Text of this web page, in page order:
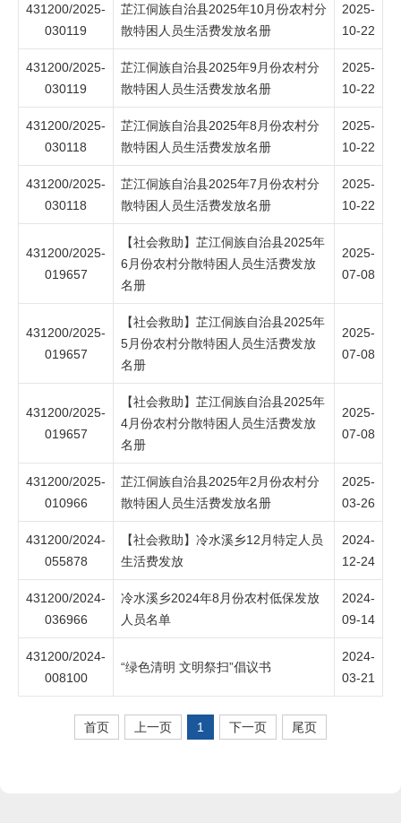
431200/2025-
030119
芷江侗族自治县2025年10月份农村分
散特困人员生活费发放名册
2025-
10-22
431200/2025-
030119
芷江侗族自治县2025年9月份农村分
散特困人员生活费发放名册
2025-
10-22
431200/2025-
030118
芷江侗族自治县2025年8月份农村分
散特困人员生活费发放名册
2025-
10-22
431200/2025-
030118
芷江侗族自治县2025年7月份农村分
散特困人员生活费发放名册
2025-
10-22
431200/2025-
019657
【社会救助】芷江侗族自治县2025年
6月份农村分散特困人员生活费发放
名册
2025-
07-08
431200/2025-
019657
【社会救助】芷江侗族自治县2025年
5月份农村分散特困人员生活费发放
名册
2025-
07-08
431200/2025-
019657
【社会救助】芷江侗族自治县2025年
4月份农村分散特困人员生活费发放
名册
2025-
07-08
431200/2025-
010966
芷江侗族自治县2025年2月份农村分
散特困人员生活费发放名册
2025-
03-26
431200/2024-
055878
【社会救助】冷水溪乡12月特定人员
生活费发放
2024-
12-24
431200/2024-
036966
冷水溪乡2024年8月份农村低保发放
人员名单
2024-
09-14
431200/2024-
008100
“绿色清明 文明祭扫”倡议书
2024-
03-21
首页 上一页 1 下一页 尾页